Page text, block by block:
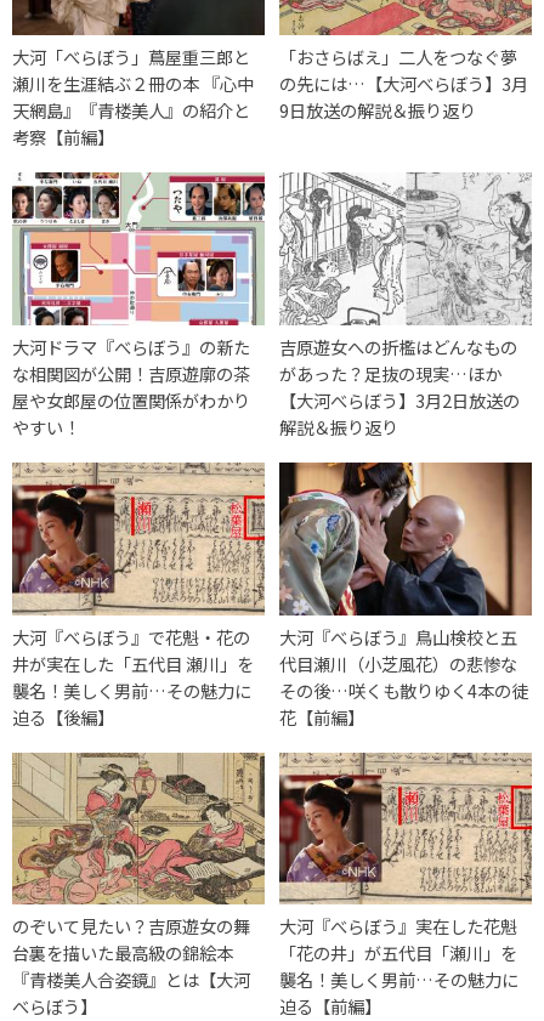
大河「べらぼう」蔦屋重三郎と
瀬川を生涯結ぶ２冊の本 『心中
天網島』『青楼美人』の紹介と
考察【前編】
「おさらばえ」二人をつなぐ夢
の先には…【大河べらぼう】3月
9日放送の解説＆振り返り
大河ドラマ『べらぼう』の新た
な相関図が公開！吉原遊廓の茶
屋や女郎屋の位置関係がわかり
やすい！
吉原遊女への折檻はどんなもの
があった？足抜の現実…ほか
【大河べらぼう】3月2日放送の
解説＆振り返り
大河『べらぼう』で花魁・花の
井が実在した「五代目 瀬川」を
襲名！美しく男前…その魅力に
迫る【後編】
大河『べらぼう』鳥山検校と五
代目瀬川（小芝風花）の悲惨な
その後…咲くも散りゆく4本の徒
花【前編】
のぞいて見たい？吉原遊女の舞
台裏を描いた最高級の錦絵本
『青楼美人合姿鏡』とは【大河
べらぼう】
大河『べらぼう』実在した花魁
「花の井」が五代目「瀬川」を
襲名！美しく男前…その魅力に
迫る【前編】